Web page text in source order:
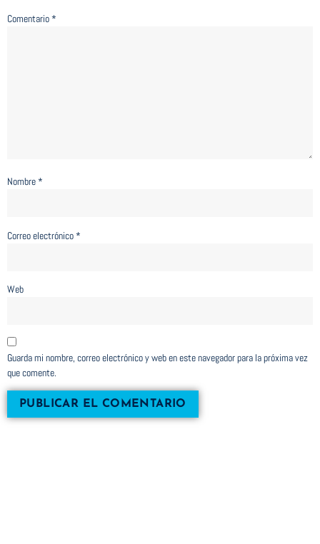
Comentario*
Nombre*
Correo electrónico*
Web
Guarda mi nombre, correo electrónico y web en este navegador para la próxima vez
que comente.